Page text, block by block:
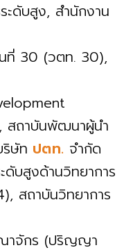
ะดับสูง, สำนักงาน
ที่ 30 (วตท. 30),
สถาบันพัฒนาผู้นำ
ษัท ปตท. จำกัด
ดับสูงด้านวิทยาการ
สถาบันวิทยาการ
าจักร (ปริญญา